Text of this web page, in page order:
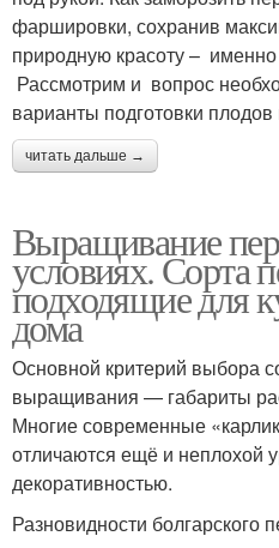
фаршировки, сохранив
природную красоту –
Рассмотрим и вопрос
варианты подготовки плодов
читать дальше →
Выращивание
условиях. Сорта
подходящие для
дома
Основной критерий выбора
выращивания — габариты
Многие современные
отличаются ещё и неплохой
декоративностью.
Разновидности болгарского